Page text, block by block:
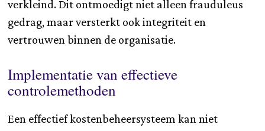
verkleind. Dit ontmoedigt niet alleen frauduleus
gedrag, maar versterkt ook integriteit en
vertrouwen binnen de organisatie.
Implementatie van effectieve
controlemethoden
Een effectief kostenbeheersysteem kan niet